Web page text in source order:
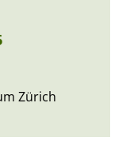
Zürich